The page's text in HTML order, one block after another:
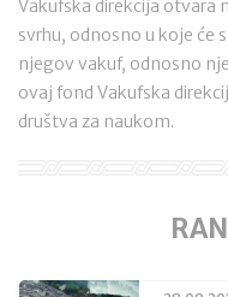
Vakufska direkcija otvara
svrhu, odnosno u koje će
njegov vakuf, odnosno
ovaj fond Vakufska
društva za naukom.